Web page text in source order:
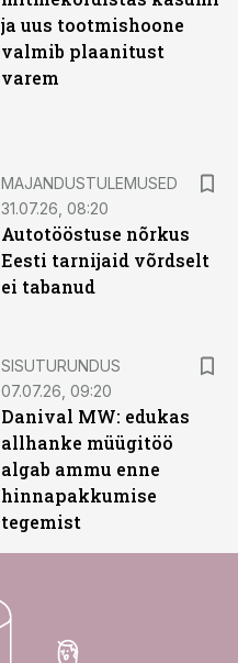
ja uus tootmishoone
valmib plaanitust
varem
MAJANDUSTULEMUSED
31.07.26, 08:20
Autotööstuse nõrkus
Eesti tarnijaid võrdselt
ei tabanud
SISUTURUNDUS
07.07.26, 09:20
Danival MW: edukas
allhanke müügitöö
algab ammu enne
hinnapakkumise
tegemist